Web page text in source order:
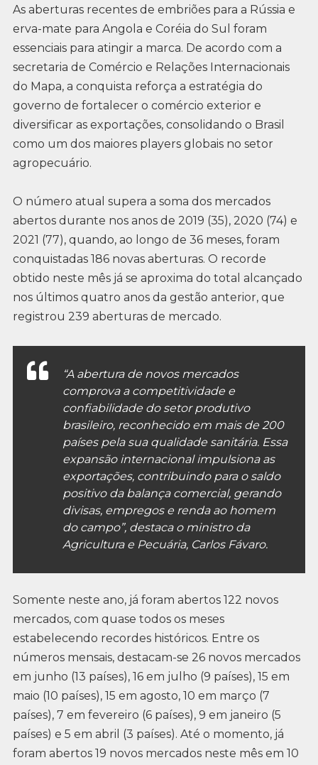
As aberturas recentes de embriões para a Rússia e
erva-mate para Angola e Coréia do Sul foram
essenciais para atingir a marca. De acordo com a
secretaria de Comércio e Relações Internacionais
do Mapa, a conquista reforça a estratégia do
governo de fortalecer o comércio exterior e
diversificar as exportações, consolidando o Brasil
como um dos maiores players globais no setor
agropecuário.
O número atual supera a soma dos mercados
abertos durante nos anos de 2019 (35), 2020 (74) e
2021 (77), quando, ao longo de 36 meses, foram
conquistadas 186 novas aberturas. O recorde
obtido neste mês já se aproxima do total alcançado
nos últimos quatro anos da gestão anterior, que
registrou 239 aberturas de mercado.
“A abertura de novos mercados
comprova a competitividade e
confiabilidade do setor produtivo
brasileiro, reconhecido em mais de 200
países pela sua qualidade sanitária. Essa
expansão internacional impulsiona as
exportações, contribuindo para o saldo
positivo da balança comercial, gerando
divisas, empregos e renda ao homem
do campo”, destaca o ministro da
Agricultura e Pecuária, Carlos Fávaro.
Somente neste ano, já foram abertos 122 novos
mercados, com quase todos os meses
estabelecendo recordes históricos. Entre os
números mensais, destacam-se 26 novos mercados
em junho (13 países), 16 em julho (9 países), 15 em
maio (10 países), 15 em agosto, 10 em março (7
países), 7 em fevereiro (6 países), 9 em janeiro (5
países) e 5 em abril (3 países). Até o momento, já
foram abertos 19 novos mercados neste mês em 10